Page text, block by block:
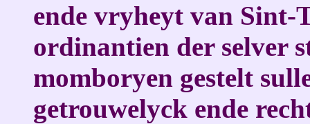
ende vryheyt van Sint-
ordinantien der selver
momboryen gestelt
getrouwelyck ende